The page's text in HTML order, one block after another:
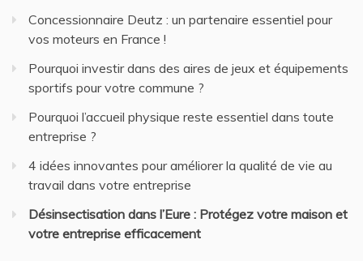
Concessionnaire Deutz : un partenaire essentiel pour
vos moteurs en France !
Pourquoi investir dans des aires de jeux et équipements
sportifs pour votre commune ?
Pourquoi l’accueil physique reste essentiel dans toute
entreprise ?
4 idées innovantes pour améliorer la qualité de vie au
travail dans votre entreprise
Désinsectisation dans l’Eure : Protégez votre maison et
votre entreprise efficacement